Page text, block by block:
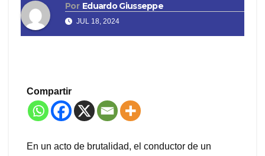
Por Eduardo Giusseppe
JUL 18, 2024
Compartir
En un acto de brutalidad, el conductor de un